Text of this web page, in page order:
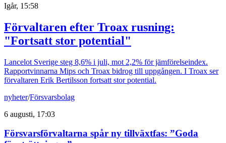
Igår, 15:58
Förvaltaren efter Troax rusning:
"Fortsatt stor potential"
Lancelot Sverige steg 8,6% i juli, mot 2,2% för jämförelseindex.
Rapportvinnarna Mips och Troax bidrog till uppgången. I Troax ser
förvaltaren Erik Bertilsson fortsatt stor potential.
nyheter/Försvarsbolag
6 augusti, 17:03
Försvarsförvaltarna spår ny tillväxtfas: ”Goda